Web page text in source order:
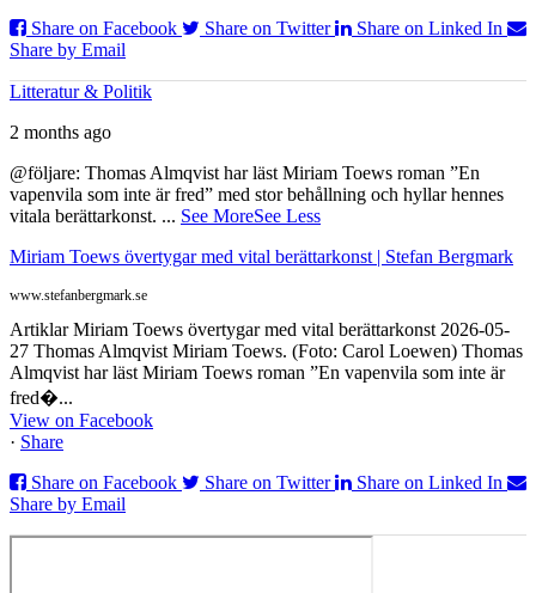
Share on Facebook
Share on Twitter
Share on Linked In
Share by Email
Litteratur & Politik
2 months ago
@följare: Thomas Almqvist har läst Miriam Toews roman ”En
vapenvila som inte är fred” med stor behållning och hyllar hennes
vitala berättarkonst. ... See MoreSee Less
Miriam Toews övertygar med vital berättarkonst | Stefan Bergmark
www.stefanbergmark.se
Artiklar Miriam Toews övertygar med vital berättarkonst 2026-05-
27 Thomas Almqvist Miriam Toews. (Foto: Carol Loewen) Thomas
Almqvist har läst Miriam Toews roman ”En vapenvila som inte är
fred�...
View on Facebook
· Share
Share on Facebook
Share on Twitter
Share on Linked In
Share by Email